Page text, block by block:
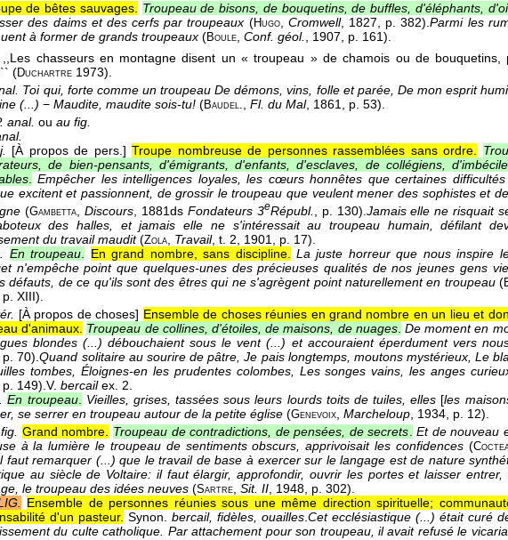
de bêtes sauvages. Troupeau de bisons, de bouquetins, de buffles, d'éléphants,
des daims et des cerfs par troupeaux (Hugo, Cromwell, 1827 , p. 382).Parmi les
à former de grands troupeaux (Boule Conf. géol. , 1907 , p. 161).
,,Les chasseurs en montagne disent un « troupeau » de chamois ou de bouquetins,
(Duchartre 1973).
Toi qui, forte comme un troupeau De démons, vins, folle et parée, De mon esprit
(...) − Maudite, maudite sois-tu! (Baudel. Fl. du Mal, 1861
, p. 53).
anal. ou au fig.
[À propos de pers.] Troupe nombreuse de personnes rassemblées sans ordre.
de bien-pensants, d'émigrants, d'enfants, d'esclaves, de collégiens,
Empêcher les intelligences loyales, les cœurs honnêtes que certaines
excitent et passionnent, de grossir le troupeau que veulent mener des sophistes et
(Gambetta, Discours, 1881ds Fondateurs 3eRépubl. , p. 130). Jamais elle ne risquait
des halles, et jamais elle ne s'intéressait au troupeau humain, défilant
du travail maudit(Zola Travail, t. 2 , 1901
, p. 17).
En troupeau En grand nombre, sans discipline.
La juste horreur que nous inspire
n'empêche point que quelques-unes des précieuses qualités de nos jeunes gens
défauts, de ce qu'ils sont des êtres qui ne s'agrègent point naturellement en troupeau(
, p. XIII).
[À propos de choses] Ensemble de choses réunies en grand nombre en un lieu et
d'animaux. Troupeau de collines, d'étoiles, de maisons, de nuages. De moment en
blondes (...) débouchaient sous le vent (...) et accouraient éperdument vers
, p. 70).Quand solitaire au sourire de pâtre, Je pais longtemps, moutons mystérieux, Le
tombes, Éloignes-en les prudentes colombes, Les songes vains, les anges
, p. 149). V. bercailex. 2.
En troupeau. Vieilles, grises, tassées sous leurs lourds toits de tuiles, elles [les
se serrer en troupeau autour de la petite église (Genevoix Marcheloup , 1934 , p. 12).
Grand nombre. Troupeau de contradictions, de pensées, de secrets Et de nouveau
à la lumière le troupeau de sentiments obscurs, apprivoisait les confidences(
faut remarquer (...) que le travail de base à exercer sur le langage est de nature
au siècle de Voltaire: il faut élargir, approfondir, ouvrir les portes et laisser
le troupeau des idées neuves (Sartre Sit. II , 1948 , p. 302).
Ensemble de personnes réunies sous une même direction spirituelle;
d'un pasteur. Synon. bercail, fidèles, ouailles Cet ecclésiastique (...) était curé
du culte catholique. Par attachement pour son troupeau, il avait refusé le